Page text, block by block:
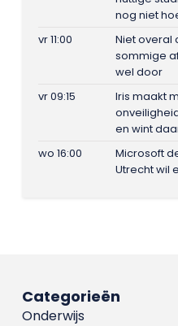
nog niet
vr 11:00
Niet overal
sommige
wel door
vr 09:15
Iris maakt
en wint
wo 16:00
Microsoft
Utrecht wil
Categorieën
Onderwijs